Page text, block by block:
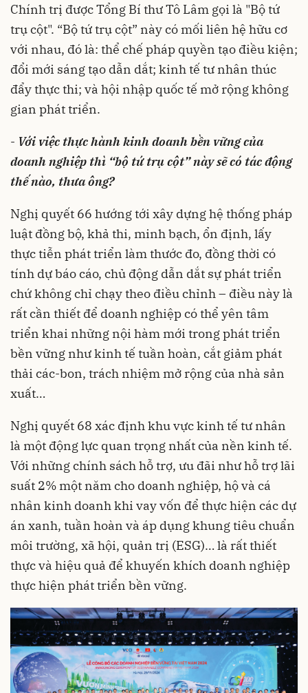
Chính trị được Tổng Bí thư Tô Lâm gọi là "Bộ tứ
trụ cột". “Bộ tứ trụ cột” này có mối liên hệ hữu cơ
với nhau, đó là: thể chế pháp quyền tạo điều kiện;
đổi mới sáng tạo dẫn dắt; kinh tế tư nhân thúc
đẩy thực thi; và hội nhập quốc tế mở rộng không
gian phát triển.
- Với việc thực hành kinh doanh bền vững của
doanh nghiệp thì “bộ tứ trụ cột” này sẽ có tác động
thế nào, thưa ông?
Nghị quyết 66 hướng tới xây dựng hệ thống pháp
luật đồng bộ, khả thi, minh bạch, ổn định, lấy
thực tiễn phát triển làm thước đo, đồng thời có
tính dự báo cáo, chủ động dẫn dắt sự phát triển
chứ không chỉ chạy theo điều chỉnh – điều này là
rất cần thiết để doanh nghiệp có thể yên tâm
triển khai những nội hàm mới trong phát triển
bền vững như kinh tế tuần hoàn, cắt giảm phát
thải các-bon, trách nhiệm mở rộng của nhà sản
xuất…
Nghị quyết 68 xác định khu vực kinh tế tư nhân
là một động lực quan trọng nhất của nền kinh tế.
Với những chính sách hỗ trợ, ưu đãi như hỗ trợ lãi
suất 2% một năm cho doanh nghiệp, hộ và cá
nhân kinh doanh khi vay vốn để thực hiện các dự
án xanh, tuần hoàn và áp dụng khung tiêu chuẩn
môi trường, xã hội, quản trị (ESG)… là rất thiết
thực và hiệu quả để khuyến khích doanh nghiệp
thực hiện phát triển bền vững.